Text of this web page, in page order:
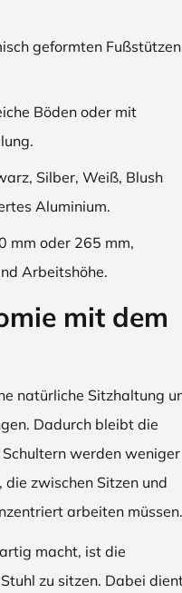
geformten Fußstützen
Böden oder mit
Silber, Weiß, Blush
Aluminium.
mm oder 265 mm,
Arbeitshöhe.
mit dem
natürliche Sitzhaltung
Dadurch bleibt die
werden weniger
zwischen Sitzen und
arbeiten müssen.
macht, ist die
zu sitzen. Dabei